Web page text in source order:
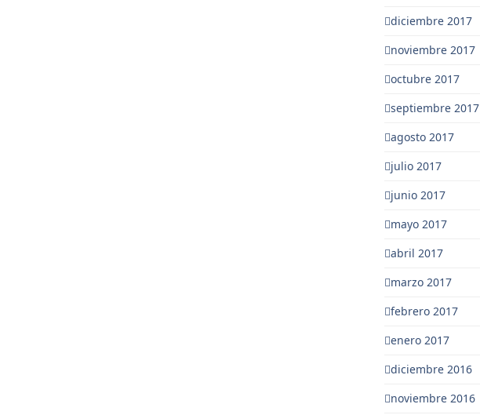
diciembre 2017
noviembre 2017
octubre 2017
septiembre 2017
agosto 2017
julio 2017
junio 2017
mayo 2017
abril 2017
marzo 2017
febrero 2017
enero 2017
diciembre 2016
noviembre 2016